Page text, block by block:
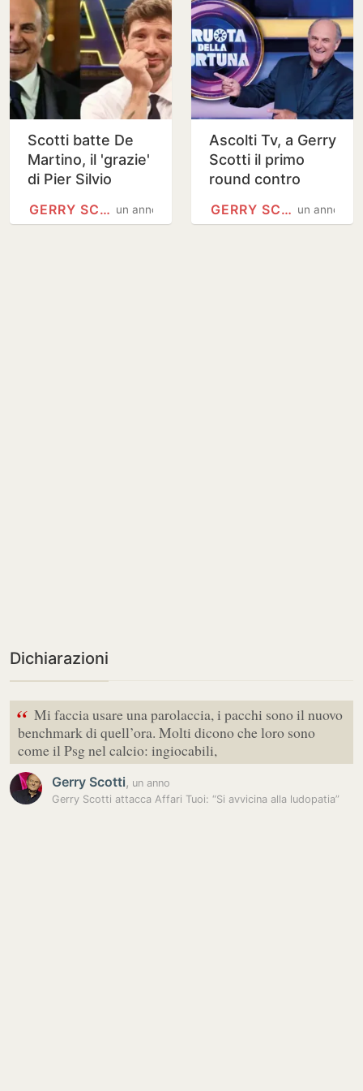
Scotti batte De
Martino, il 'grazie'
di Pier Silvio
un anno
GERRY SCOTTI
Ascolti Tv, a Gerry
Scotti il primo
round contro
Martino
un anno
GERRY SCOTTI
Dichiarazioni
“ Mi faccia usare una parolaccia, i pacchi sono il nuovo
benchmark di quell’ora. Molti dicono che loro sono
come il Psg nel calcio: ingiocabili,
Gerry Scotti, un anno
Gerry Scotti attacca Affari Tuoi: “Si avvicina alla ludopatia”